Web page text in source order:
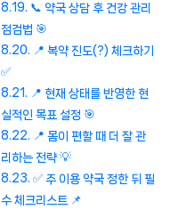
📞 약국 상담 후 건강 관리
점검법 🎯
📍 복약 진도(?) 체크하기
✅
📍 현재 상태를 반영한 현
실적인 목표 설정 🎯
📍 몸이 편할 때 더 잘 관
리하는 전략 💡
✅ 주 이용 약국 정한 뒤 필
수 체크리스트 📌